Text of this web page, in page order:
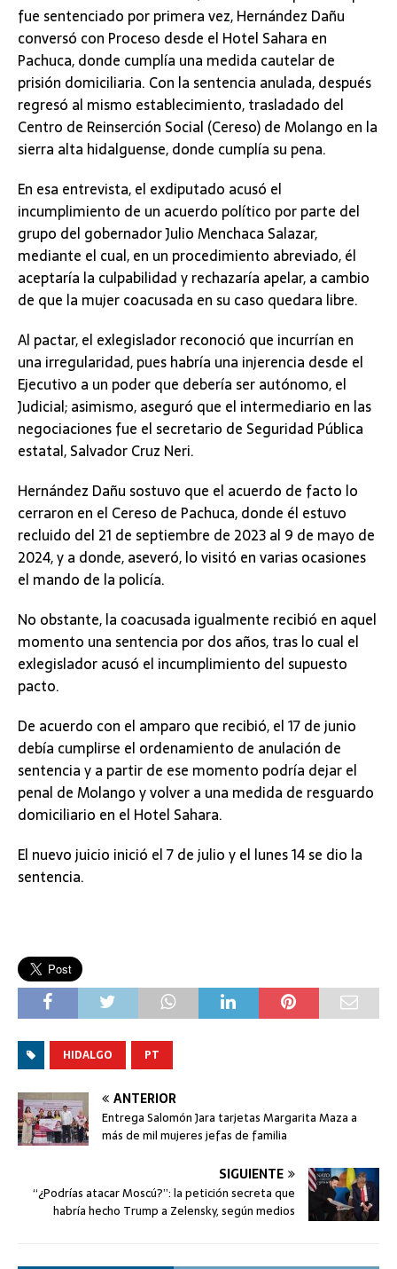
fue sentenciado por primera vez, Hernández Dañu
conversó con Proceso desde el Hotel Sahara en
Pachuca, donde cumplía una medida cautelar de
prisión domiciliaria. Con la sentencia anulada, después
regresó al mismo establecimiento, trasladado del
Centro de Reinserción Social (Cereso) de Molango en la
sierra alta hidalguense, donde cumplía su pena.
En esa entrevista, el exdiputado acusó el
incumplimiento de un acuerdo político por parte del
grupo del gobernador Julio Menchaca Salazar,
mediante el cual, en un procedimiento abreviado, él
aceptaría la culpabilidad y rechazaría apelar, a cambio
de que la mujer coacusada en su caso quedara libre.
Al pactar, el exlegislador reconoció que incurrían en
una irregularidad, pues habría una injerencia desde el
Ejecutivo a un poder que debería ser autónomo, el
Judicial; asimismo, aseguró que el intermediario en las
negociaciones fue el secretario de Seguridad Pública
estatal, Salvador Cruz Neri.
Hernández Dañu sostuvo que el acuerdo de facto lo
cerraron en el Cereso de Pachuca, donde él estuvo
recluido del 21 de septiembre de 2023 al 9 de mayo de
2024, y a donde, aseveró, lo visitó en varias ocasiones
el mando de la policía.
No obstante, la coacusada igualmente recibió en aquel
momento una sentencia por dos años, tras lo cual el
exlegislador acusó el incumplimiento del supuesto
pacto.
De acuerdo con el amparo que recibió, el 17 de junio
debía cumplirse el ordenamiento de anulación de
sentencia y a partir de ese momento podría dejar el
penal de Molango y volver a una medida de resguardo
domiciliario en el Hotel Sahara.
El nuevo juicio inició el 7 de julio y el lunes 14 se dio la
sentencia.
HIDALGO PT
ANTERIOR
Entrega Salomón Jara tarjetas Margarita Maza a
más de mil mujeres jefas de familia
SIGUIENTE
“¿Podrías atacar Moscú?”: la petición secreta que
habría hecho Trump a Zelensky, según medios